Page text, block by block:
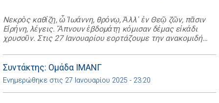
Νεκρὸς καθίζῃ, ὦ Ἰωάννη, θρόνῳ, Ἀλλ᾿ ἐν Θεῷ ζῶν, πᾶσιν
Εἰρήνη, λέγεις. Ἄπνουν ἑβδομάτῃ κόμισαν δέμας εἰκάδι
χρυσοῦν. Στις 27 Ιανουαρίου εορτάζουμε την ανακομιδή
Αρχιεπισκόπου Κωνσταντινουπόλεως. Ο Άγιος Ιωάννης
Χρυσόστομος εκοιμήθη από εξάντληση στις 14
Σεπτεμβρίου του 407 μ.Χ. κατά τη διάρκεια της τρίτης του
εξορίας από την […]
Συντάκτης: Ομάδα ΙΜΑΝΓ
Ενημερώθηκε στις 27 Ιανουαρίου 2025 - 23:20